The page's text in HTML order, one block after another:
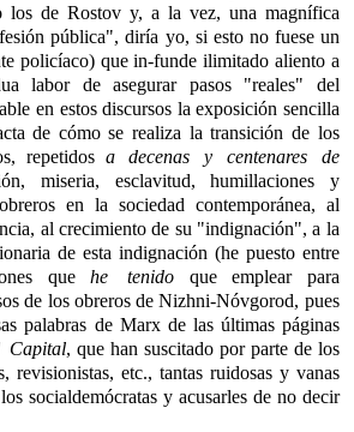
los de Rostov y, a la vez, una magnífica
pública", diría yo, si esto no fuese un
policíaco) que in-funde ilimitado aliento a
labor de asegurar pasos "reales" del
en estos discursos la exposición sencilla
de cómo se realiza la transición de los
repetidos a decenas y centenares de
miseria, esclavitud, humillaciones y
en la sociedad contemporánea, al
al crecimiento de su "indignación", a la
de esta indignación (he puesto entre
quehe tenido que emplear para
de los obreros de Nizhni-Nóvgorod, pues
palabras de Marx de las últimas páginas
Capital, que han suscitado por parte de los
revisionistas, etc., tantas ruidosas y vanas
socialdemócratas y acusarles de no decir